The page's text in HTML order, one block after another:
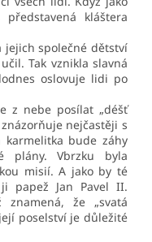
kláštera
jejich společné dětství
Tak vznikla slavná
oslovuje lidi po
z nebe posílat „déšť
nejčastěji s
bude záhy
plány. Vbrzku byla
misií. A jako by té
papež Jan Pavel II.
že „svatá
poselství je důležité